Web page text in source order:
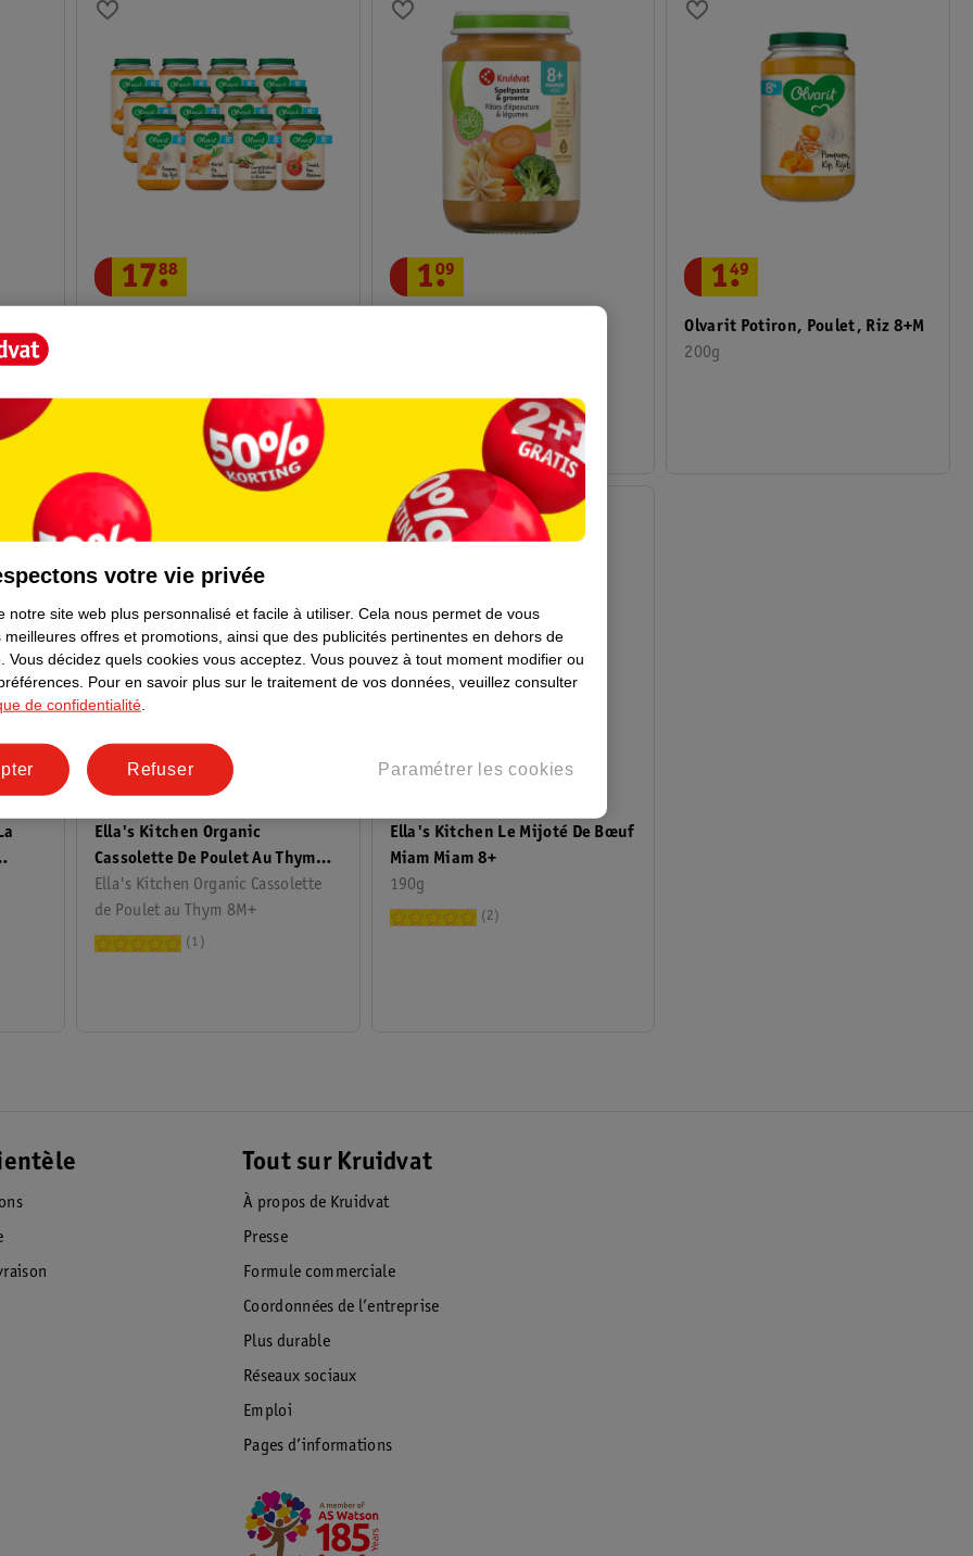
17.
88 1.
09
Olvarit Potiron, Poulet, Riz 8+M
200g
1.
49
Ella's Kitchen Organic
Cassolette De Poulet Au Thym
8M+
Ella's Kitchen Organic Cassolette
de Poulet au Thym 8M+
3.
09
1
Ella's Kitchen Le Mijoté De Bœuf
Miam Miam 8+
190g
3.
09
2
Tout sur Kruidvat
À propos de Kruidvat
Presse
Formule commerciale
Coordonnées de l’entreprise
Plus durable
Réseaux sociaux
Emploi
Pages d’informations
votre vie privée
notre site web plus personnalisé et facile à utiliser. Cela nous permet de vous
meilleures offres et promotions, ainsi que des publicités pertinentes en dehors de
Vous décidez quels cookies vous acceptez. Vous pouvez à tout moment modifier ou
Pour en savoir plus sur le traitement de vos données, veuillez consulter
de confidentialité
Paramétrer les cookies
Refuser